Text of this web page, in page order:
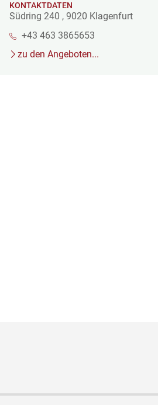
KONTAKTDATEN
Südring 240 , 9020 Klagenfurt
+43 463 3865653
zu den Angeboten...